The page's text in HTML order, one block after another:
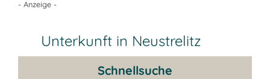
- Anzeige -
Unterkunft in Neustrelitz
Schnellsuche